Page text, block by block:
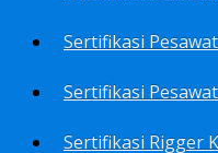
Sertifikasi
Sertifikasi
Sertifikasi Rigger